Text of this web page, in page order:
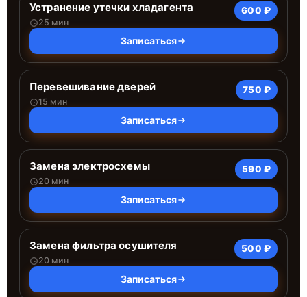
Устранение утечки хладагента
25 мин
600 ₽
Записаться
Перевешивание дверей
15 мин
750 ₽
Записаться
Замена электросхемы
20 мин
590 ₽
Записаться
Замена фильтра осушителя
20 мин
500 ₽
Записаться